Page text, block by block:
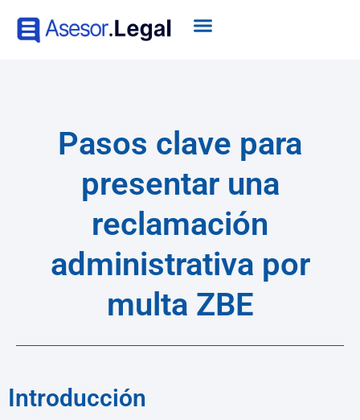
Pasos clave para
presentar una
reclamación
administrativa por
multa ZBE
Introducción